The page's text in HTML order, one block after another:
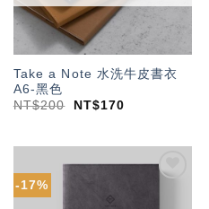
Take a Note 水洗牛皮書衣
A6-黑色
NT$200 NT$170
-17%